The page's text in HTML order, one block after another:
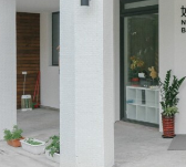
ACCESS 位置